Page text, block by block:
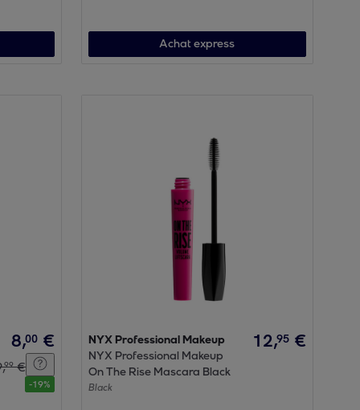
Achat express
8,00 €
,99 €
-19%
NYX Professional Makeup
NYX Professional Makeup
On The Rise Mascara Black
Black
12,95 €